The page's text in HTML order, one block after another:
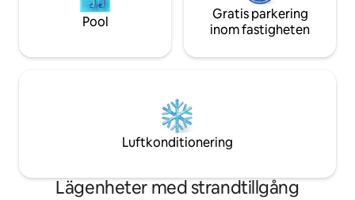
Pool
Gratis parkering
inom fastigheten
Luftkonditionering
Lägenheter med strandtillgång